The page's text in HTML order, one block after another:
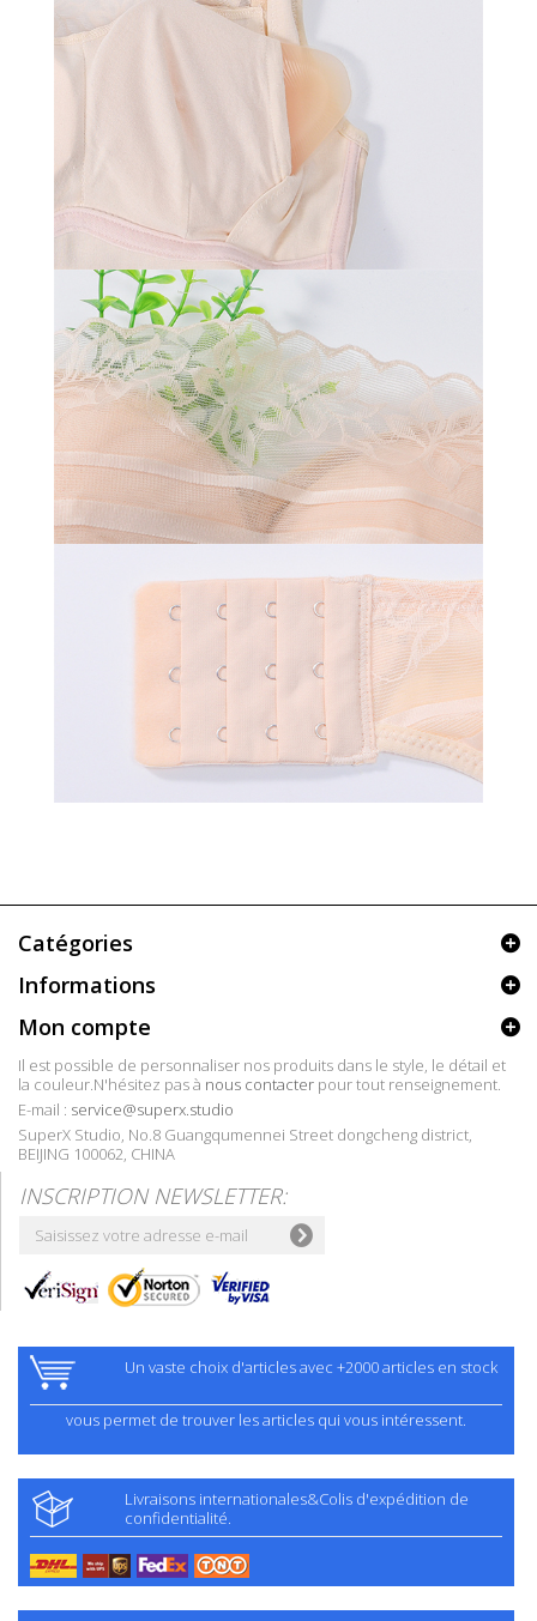
Catégories
Informations
Mon compte
Il est possible de personnaliser nos produits dans le style, le détail et
la couleur.N'hésitez pas à nous contacter pour tout renseignement.
E-mail : service@superx.studio
SuperX Studio, No.8 Guangqumennei Street dongcheng district,
BEIJING 100062, CHINA
INSCRIPTION NEWSLETTER:
Un vaste choix d'articles avec +2000 articles en stock
vous permet de trouver les articles qui vous intéressent.
Livraisons internationales&Colis d'expédition de
confidentialité.